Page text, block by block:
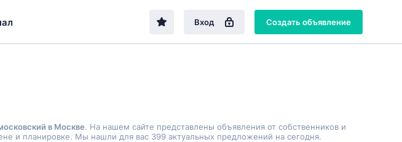
Вход Создать объявление
в Москве. На нашем сайте представлены объявления от собственников и
и планировке. Мы нашли для вас 399 актуальных предложений на сегодня.